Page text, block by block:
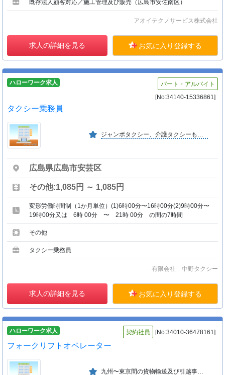
既存法人顧客対応／施工管理及び販売（広島市安佐南区）
アオイテクノサービス株式会社
求人の詳細を見る お気に入り登録する
ハローワーク求人
パート・アルバイト
[No:34140-15336861]
タクシー乗務員
広島県広島市安芸区
その他:1,085円 ～ 1,085円
変形労働時間制（1か月単位）(1)6時00分〜16時00分(2)9時00分〜
19時00分又は 6時 00分 〜 21時 00分 の間の7時間
その他
タクシー乗務員
有限会社 中野タクシー
求人の詳細を見る お気に入り登録する
ハローワーク求人 契約社員 [No:34010-36478161]
フォークリフトオペレーター
九州〜東京間の貨物輸送及び引越事業等により発展を続けている。